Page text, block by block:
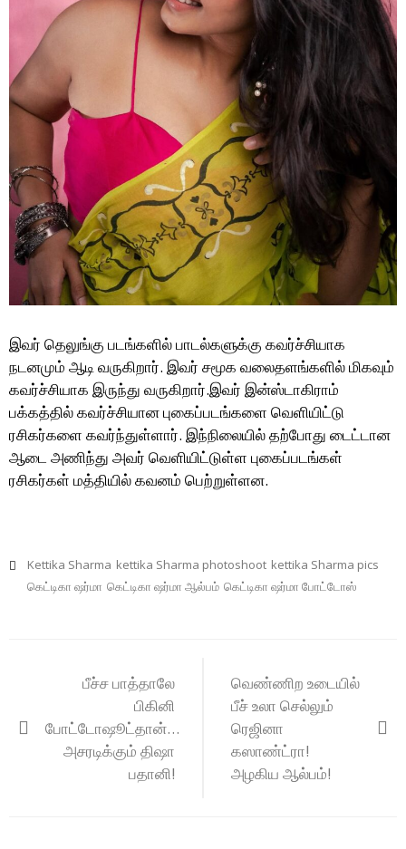
இவர் தெலுங்கு படங்களில் பாடல்களுக்கு கவர்ச்சியாக
நடனமும் ஆடி வருகிறார். இவர் சமூக வலைதளங்களில் மிகவும்
கவர்ச்சியாக இருந்து வருகிறார்.இவர் இன்ஸ்டாகிராம்
பக்கத்தில் கவர்ச்சியான புகைப்படங்களை வெளியிட்டு
ரசிகர்களை கவர்ந்துள்ளார். இந்நிலையில் தற்போது டைட்டான
ஆடை அணிந்து அவர் வெளியிட்டுள்ள புகைப்படங்கள்
ரசிகர்கள் மத்தியில் கவனம் பெற்றுள்ளன.
Kettika Sharma kettika Sharma photoshoot kettika Sharma pics
கெட்டிகா ஷர்மா கெட்டிகா ஷர்மா ஆல்பம் கெட்டிகா ஷர்மா போட்டோஸ்
navigation
பீச்ச பாத்தாலே
பிகினி
போட்டோஷூட்தான்…
அசரடிக்கும் திஷா
பதானி!
வெண்ணிற உடையில்
பீச் உலா செல்லும்
ரெஜினா
கஸாண்ட்ரா!
அழகிய ஆல்பம்!